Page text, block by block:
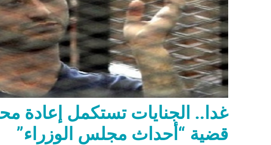
غدا.. الجنايات تستكمل إعادة
قضية “أحداث مجلس الوزراء”